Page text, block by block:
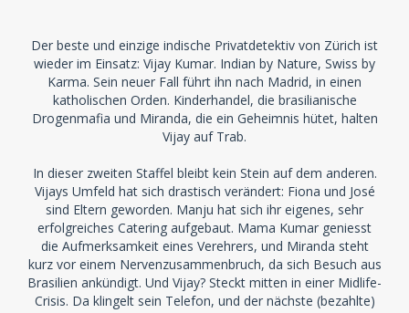
Der beste und einzige indische Privatdetektiv von Zürich ist
wieder im Einsatz: Vijay Kumar. Indian by Nature, Swiss by
Karma. Sein neuer Fall führt ihn nach Madrid, in einen
katholischen Orden. Kinderhandel, die brasilianische
Drogenmafia und Miranda, die ein Geheimnis hütet, halten
Vijay auf Trab.
In dieser zweiten Staffel bleibt kein Stein auf dem anderen.
Vijays Umfeld hat sich drastisch verändert: Fiona und José
sind Eltern geworden. Manju hat sich ihr eigenes, sehr
erfolgreiches Catering aufgebaut. Mama Kumar geniesst
die Aufmerksamkeit eines Verehrers, und Miranda steht
kurz vor einem Nervenzusammenbruch, da sich Besuch aus
Brasilien ankündigt. Und Vijay? Steckt mitten in einer Midlife-
Crisis. Da klingelt sein Telefon, und der nächste (bezahlte)